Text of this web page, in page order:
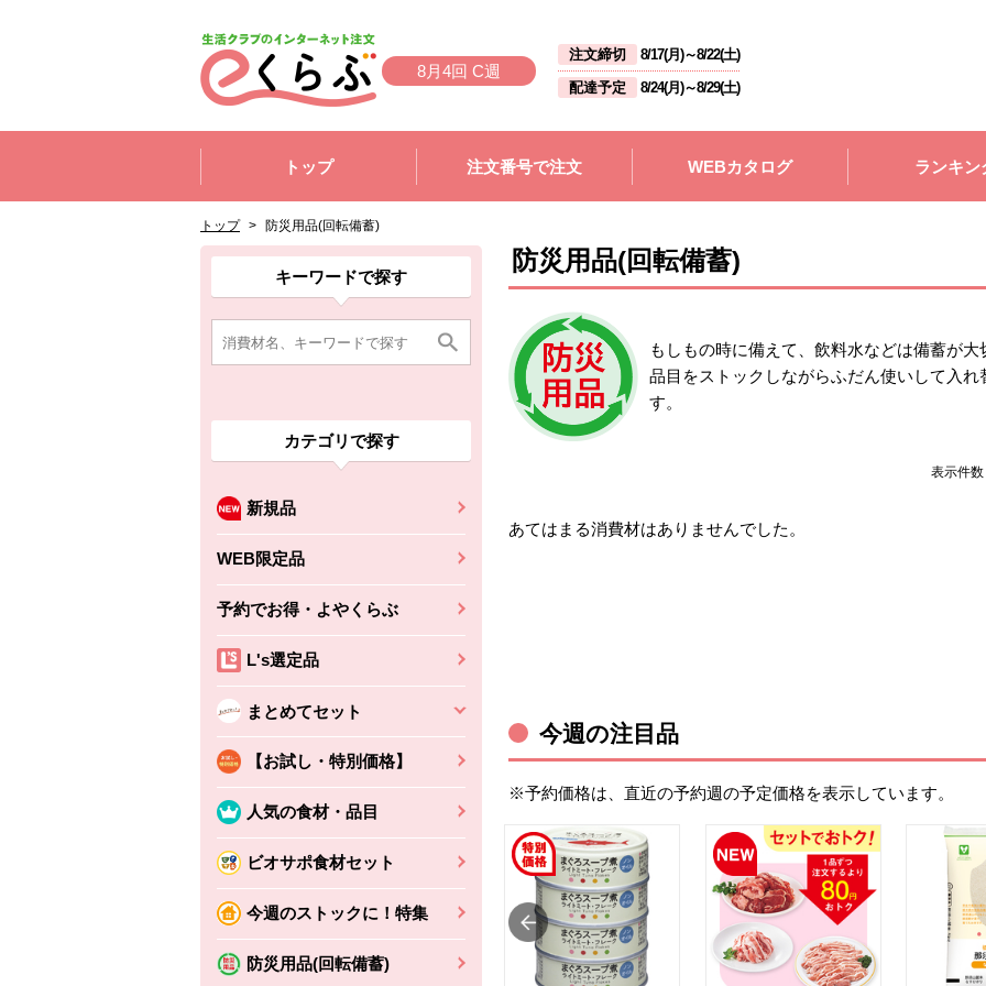
8月4回 C週
注文締切 8/17(月)～8/22(土)
配達予定
8/24(月)～8/29(土)
トップ
注文番号で注文 WEBカタログ ランキン
トップ > 防災用品(回転備蓄)
ここから消費材検索メニューです。
キーワードで探す
カテゴリで探す
新規品
WEB限定品
予約でお得・よやくらぶ
L's選定品
まとめてセット
【お試し・特別価格】
人気の食材・品目
ビオサポ食材セット
今週のストックに！特集
防災用品(回転備蓄)
消費材検索メニューここまで。
ここから本文です。
ここから組合員向けメニューです。
組合員向けメニューここまで。
ここから本文です。 防災用品(回転備蓄)
もしもの時に備えて、飲料水などは備蓄が
品目をストックしながらふだん使いして入
す。
表示件数
あてはまる消費材はありませんでした。
今週の注目品
※予約価格は、直近の予約週の予定価格を表示しています。